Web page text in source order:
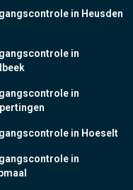
in Heusden
in
in
in Hoeselt
in